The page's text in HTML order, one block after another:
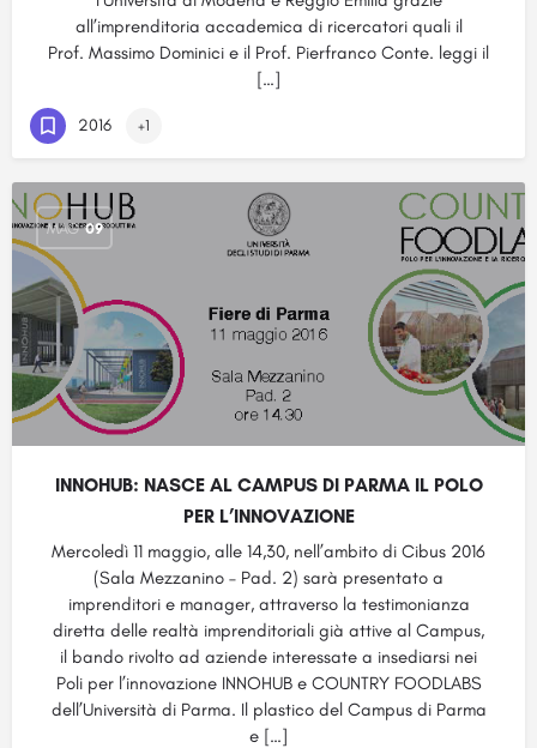
all’imprenditoria accademica di ricercatori quali il
Prof. Massimo Dominici e il Prof. Pierfranco Conte. leggi il
[…]
2016 +1
MAG 09
INNOHUB: NASCE AL CAMPUS DI PARMA IL POLO
PER L’INNOVAZIONE
Mercoledì 11 maggio, alle 14,30, nell’ambito di Cibus 2016
(Sala Mezzanino – Pad. 2) sarà presentato a
imprenditori e manager, attraverso la testimonianza
diretta delle realtà imprenditoriali già attive al Campus,
il bando rivolto ad aziende interessate a insediarsi nei
Poli per l’innovazione INNOHUB e COUNTRY FOODLABS
dell’Università di Parma. Il plastico del Campus di Parma
e […]